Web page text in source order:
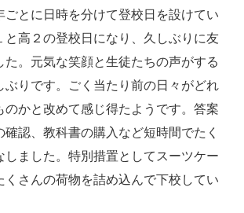
ごとに日時を分けて登校日を設けてい
と高２の登校日になり、久しぶりに友
た。元気な笑顔と生徒たちの声がする
ぶりです。ごく当たり前の日々がどれ
のかと改めて感じ得たようです。答案
認、教科書の購入など短時間でたく
しました。特別措置としてスーツケー
くさんの荷物を詰め込んで下校してい